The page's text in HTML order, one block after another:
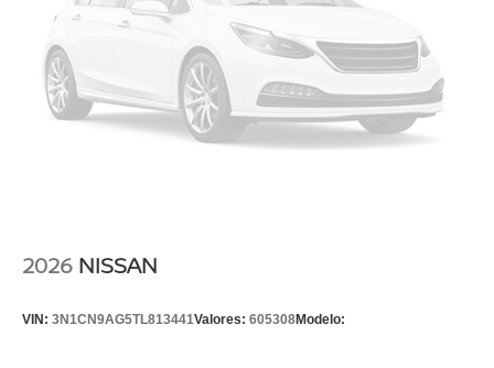
2026 NISSAN
VIN: 3N1CN9AG5TL813441Valores: 605308Modelo: